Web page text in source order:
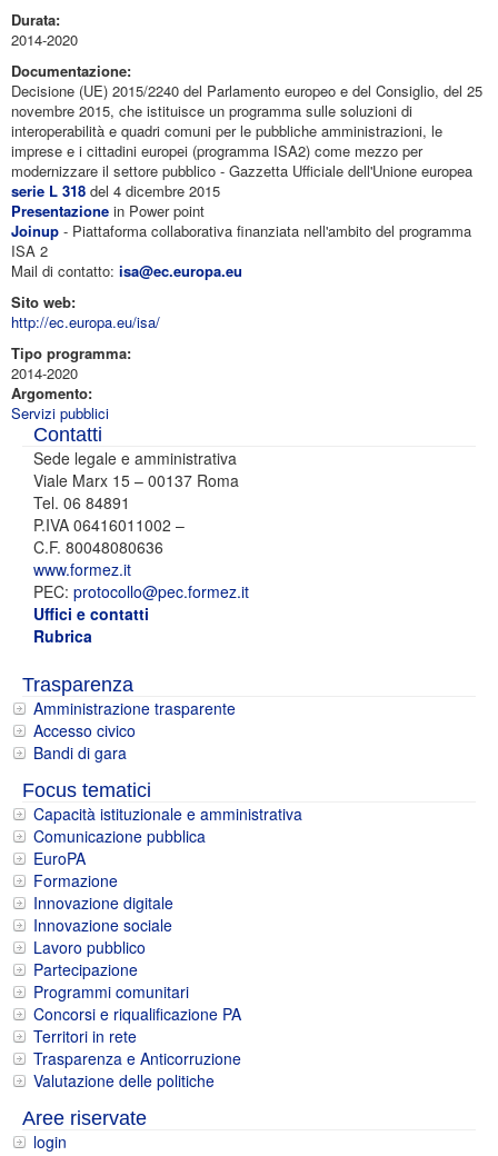
Durata:
2014-2020
Documentazione:
Decisione (UE) 2015/2240 del Parlamento europeo e del Consiglio, del 25
novembre 2015, che istituisce un programma sulle soluzioni di
interoperabilità e quadri comuni per le pubbliche amministrazioni, le
imprese e i cittadini europei (programma ISA2) come mezzo per
modernizzare il settore pubblico - Gazzetta Ufficiale dell'Unione europea
serie L 318 del 4 dicembre 2015
Presentazione in Power point
Joinup - Piattaforma collaborativa finanziata nell'ambito del programma
ISA 2
Mail di contatto: isa@ec.europa.eu
Sito web:
http://ec.europa.eu/isa/
Tipo programma:
2014-2020
Argomento:
Servizi pubblici
Contatti
Sede legale e amministrativa
Viale Marx 15 – 00137 Roma
Tel. 06 84891
P.IVA 06416011002 –
C.F. 80048080636
www.formez.it
PEC: protocollo@pec.formez.it
Uffici e contatti
Rubrica
Trasparenza
Amministrazione trasparente
Accesso civico
Bandi di gara
Focus tematici
Capacità istituzionale e amministrativa
Comunicazione pubblica
EuroPA
Formazione
Innovazione digitale
Innovazione sociale
Lavoro pubblico
Partecipazione
Programmi comunitari
Concorsi e riqualificazione PA
Territori in rete
Trasparenza e Anticorruzione
Valutazione delle politiche
Aree riservate
login